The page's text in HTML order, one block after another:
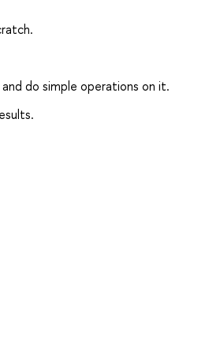
do simple operations on it.